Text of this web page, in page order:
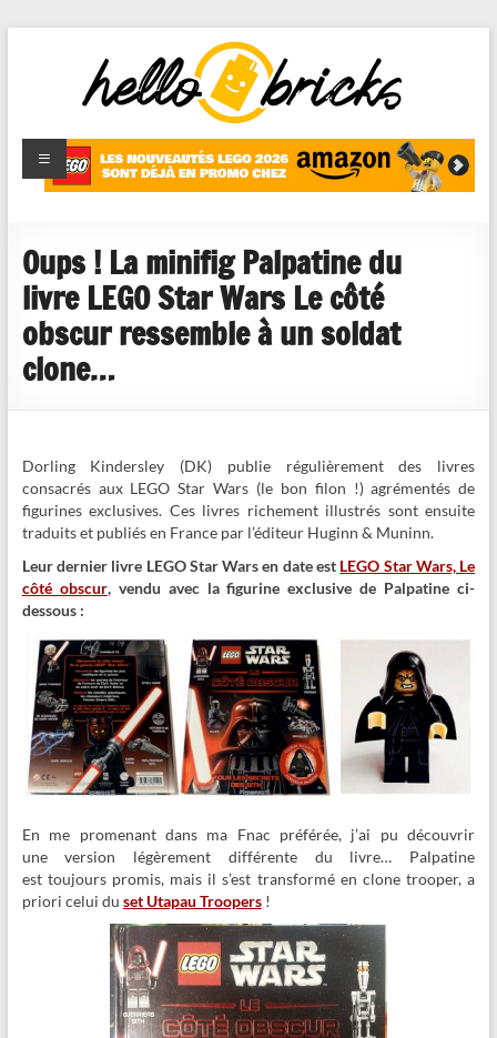
HelloBricks
Blog LEGO,
nouveaut�s
reviews
Oups ! La minifig Palpatine du
livre LEGO Star Wars Le côté
obscur ressemble à un soldat
clone…
Dorling Kindersley (DK) publie régulièrement des livres
consacrés aux LEGO Star Wars (le bon filon !) agrémentés de
figurines exclusives. Ces livres richement illustrés sont ensuite
traduits et publiés en France par l’éditeur Huginn & Muninn.
Leur dernier livre LEGO Star Wars en date est LEGO Star Wars, Le
côté obscur, vendu avec la figurine exclusive de Palpatine ci-
dessous :
En me promenant dans ma Fnac préférée, j’ai pu découvrir
une version légèrement différente du livre… Palpatine
est toujours promis, mais il s’est transformé en clone trooper, a
priori celui du set Utapau Troopers!